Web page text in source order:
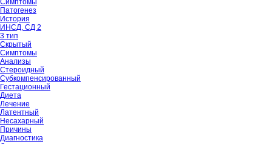
Симптомы
Патогенез
История
ИНСД, СД 2
3 тип
Скрытый
Симптомы
Анализы
Стероидный
Субкомпенсированный
Гестационный
Диета
Лечение
Латентный
Несахарный
Причины
Диагностика